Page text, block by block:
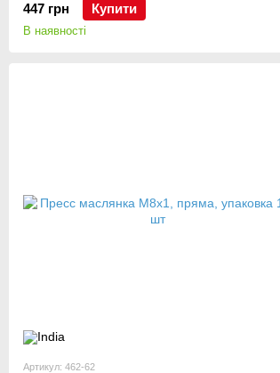
447 грн
Купити
В наявності
Артикул: 462-62